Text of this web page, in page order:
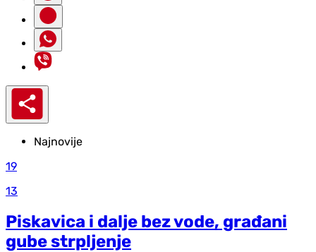
Najnovije
19
13
Piskavica i dalje bez vode, građani
gube strpljenje